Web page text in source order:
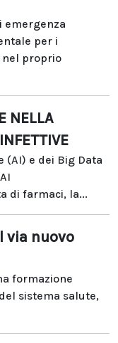
emergenza
per i
nel proprio
NELLA
(AI) e dei Big Data
di farmaci, la...
via nuovo
formazione
sistema salute,